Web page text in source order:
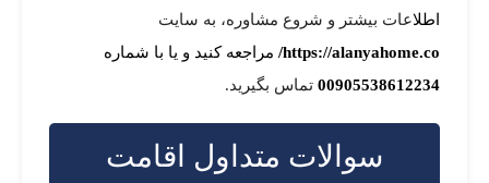
اطلاعات بیشتر و شروع مشاوره، به سایت
https://alanyahome.co/ مراجعه کنید و یا با شماره
00905538612234 تماس بگیرید.
سوالات متداول اقامت